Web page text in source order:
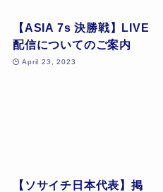
【ASIA 7s 決勝戦】LIVE
配信についてのご案内
April 23, 2023
【ソサイチ日本代表】掲